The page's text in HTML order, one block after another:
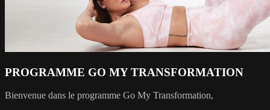
PROGRAMME GO MY TRANSFORMATION
Bienvenue dans le programme Go My Transformation,